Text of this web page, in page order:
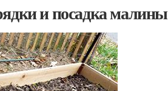
и посадка малины